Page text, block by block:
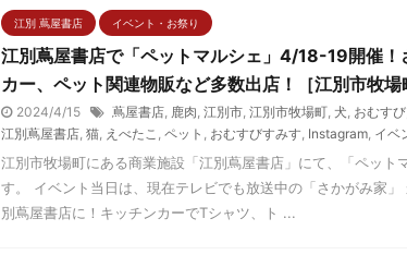
江別 蔦屋書店 イベント・お祭り
江別蔦屋書店で「ペットマルシェ」4/18-19開催！
カー、ペット関連物販など多数出店！［江別市牧場
2024/4/15 蔦屋書店, 鹿肉, 江別市, 江別市牧場町, 犬, おむすび
江別蔦屋書店, 猫, えべたこ , ペット , おむすびすみす, Instagram, イベ
江別市牧場町にある商業施設「江別蔦屋書店」にて、「ペット
す。 イベント当日は、現在テレビでも放送中の「さかがみ家
別蔦屋書店に！キッチンカーでTシャツ、ト ...